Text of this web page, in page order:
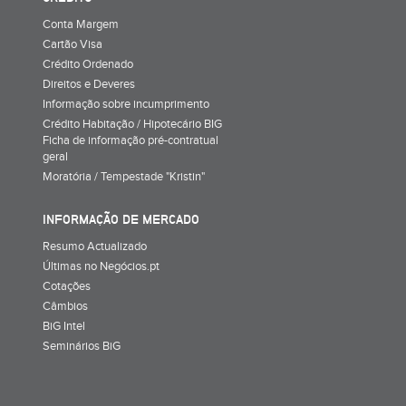
Conta Margem
Cartão Visa
Crédito Ordenado
Direitos e Deveres
Informação sobre incumprimento
Crédito Habitação / Hipotecário BIG
Ficha de informação pré-contratual
geral
Moratória / Tempestade "Kristin"
INFORMAÇÃO DE MERCADO
Resumo Actualizado
Últimas no Negócios.pt
Cotações
Câmbios
BiG Intel
Seminários BiG